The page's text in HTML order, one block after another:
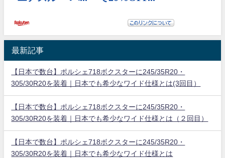
最新記事
【日本で数台】ポルシェ718ボクスターに245/35R20・
305/30R20を装着｜日本でも希少なワイド仕様とは(3回目）
【日本で数台】ポルシェ718ボクスターに245/35R20・
305/30R20を装着｜日本でも希少なワイド仕様とは（２回目）
【日本で数台】ポルシェ718ボクスターに245/35R20・
305/30R20を装着｜日本でも希少なワイド仕様とは